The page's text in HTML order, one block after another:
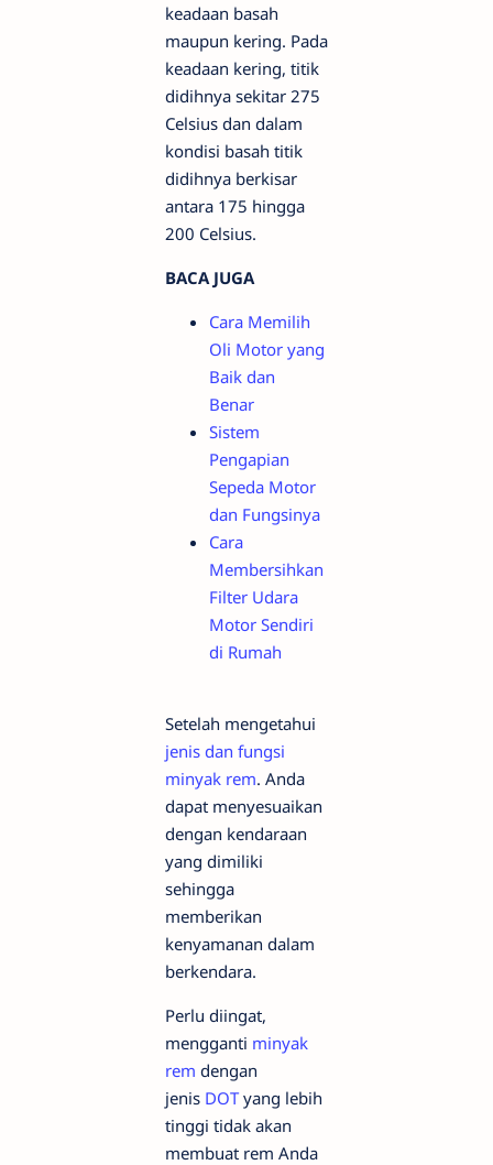
keadaan basah
maupun kering. Pada
keadaan kering, titik
didihnya sekitar 275
Celsius dan dalam
kondisi basah titik
didihnya berkisar
antara 175 hingga
200 Celsius.
BACA JUGA
Cara Memilih
Oli Motor yang
Baik dan
Benar
Sistem
Pengapian
Sepeda Motor
dan Fungsinya
Cara
Membersihkan
Filter Udara
Motor Sendiri
di Rumah
Setelah mengetahui
jenis dan fungsi
minyak rem. Anda
dapat menyesuaikan
dengan kendaraan
yang dimiliki
sehingga
memberikan
kenyamanan dalam
berkendara.
Perlu diingat,
mengganti minyak
rem dengan
jenis DOTyang lebih
tinggi tidak akan
membuat rem Anda